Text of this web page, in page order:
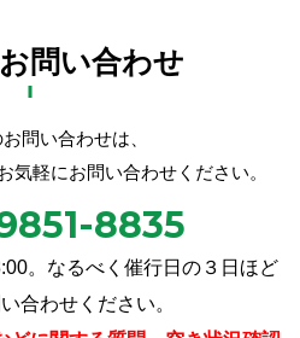
問い合わせ
問い合わせは、
気軽にお問い合わせください。
8835
。なるべく催行日の３日ほど
合わせください。